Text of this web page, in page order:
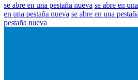
se abre en una pestaña nueva se abre en
en una pestaña nueva se abre en una
pestaña nueva